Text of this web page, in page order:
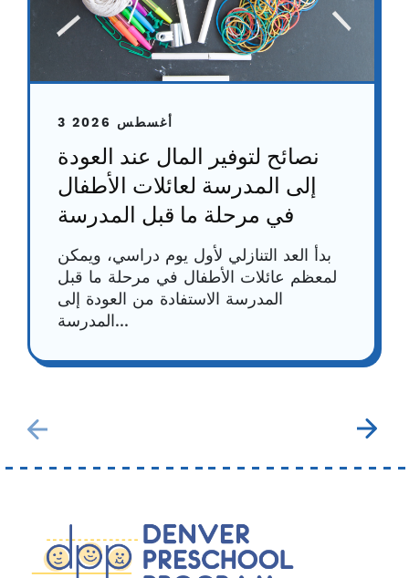
3 أغسطس 2026
نصائح لتوفير المال عند العودة
إلى المدرسة لعائلات الأطفال
في مرحلة ما قبل المدرسة
بدأ العد التنازلي لأول يوم دراسي، ويمكن
لمعظم عائلات الأطفال في مرحلة ما قبل
المدرسة الاستفادة من العودة إلى
المدرسة...